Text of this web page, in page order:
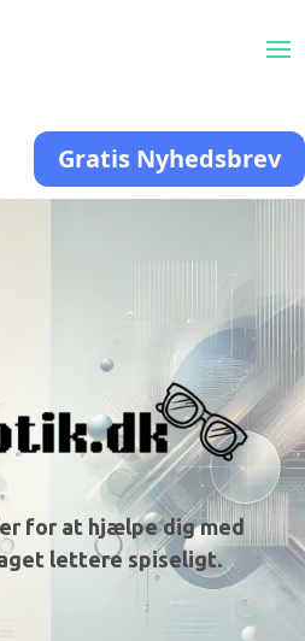
Gratis Nyhedsbrev
for at hjælpe dig med
lettere spiseligt.